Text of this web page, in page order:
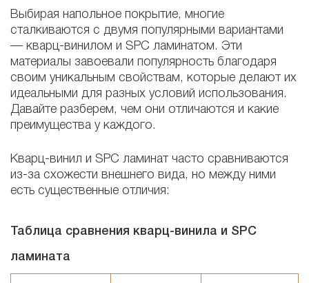
Выбирая напольное покрытие, многие
сталкиваются с двумя популярными вариантами
— кварц-винилом и SPC ламинатом. Эти
материалы завоевали популярность благодаря
своим уникальным свойствам, которые делают их
идеальными для разных условий использования.
Давайте разберем, чем они отличаются и какие
преимущества у каждого.
Кварц-винил и SPC ламинат часто сравниваются
из-за схожести внешнего вида, но между ними
есть существенные отличия:
Таблица сравнения кварц-винила и SPC
ламината